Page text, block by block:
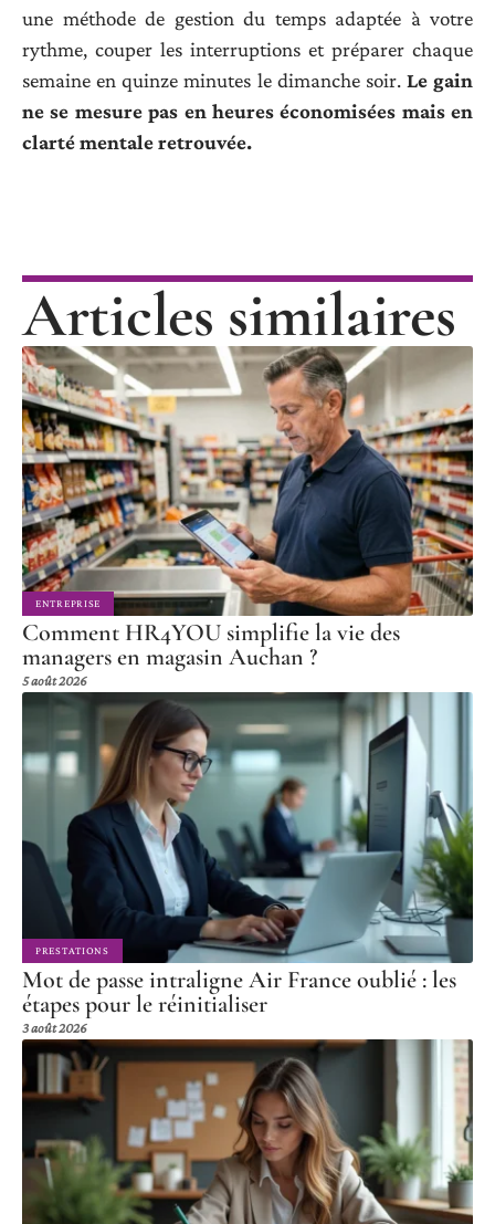
une méthode de gestion du temps adaptée à votre
rythme, couper les interruptions et préparer chaque
semaine en quinze minutes le dimanche soir. Le gain
ne se mesure pas en heures économisées mais en
clarté mentale retrouvée.
Articles similaires
ENTREPRISE
Comment HR4YOU simplifie la vie des
managers en magasin Auchan ?
5 août 2026
PRESTATIONS
Mot de passe intraligne Air France oublié : les
étapes pour le réinitialiser
3 août 2026